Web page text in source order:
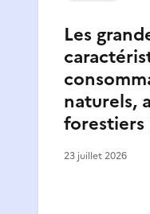
Les
naturels,
23 juillet 2026